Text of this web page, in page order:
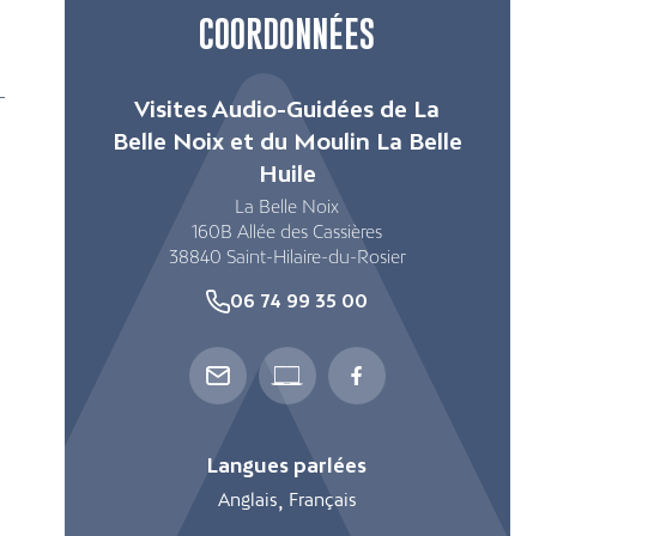
COORDONNÉES
Visites Audio-Guidées de La
Belle Noix et du Moulin La Belle
Huile
La Belle Noix
160B Allée des Cassières
38840 Saint-Hilaire-du-Rosier
06 74 99 35 00
Langues parlées
Anglais Français